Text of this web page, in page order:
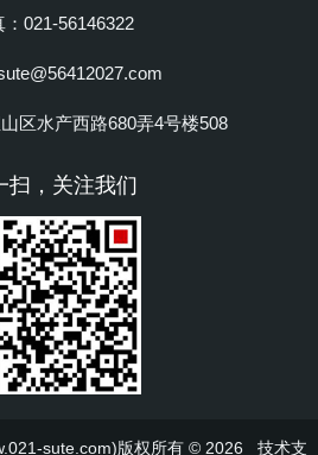
：021-56146322
区水产西路680弄4号楼508
扫，关注我们
sute.com)版权所有 © 2026 技术支